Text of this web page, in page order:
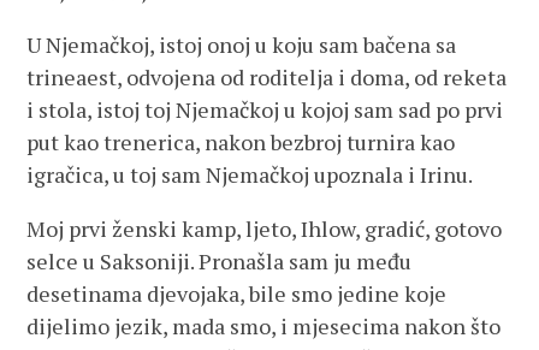
U Njemačkoj, istoj onoj u koju sam bačena sa
trineaest, odvojena od roditelja i doma, od reketa
i stola, istoj toj Njemačkoj u kojoj sam sad po prvi
put kao trenerica, nakon bezbroj turnira kao
igračica, u toj sam Njemačkoj upoznala i Irinu.
Moj prvi ženski kamp, ljeto, Ihlow, gradić, gotovo
selce u Saksoniji. Pronašla sam ju među
desetinama djevojaka, bile smo jedine koje
dijelimo jezik, mada smo, i mjesecima nakon što